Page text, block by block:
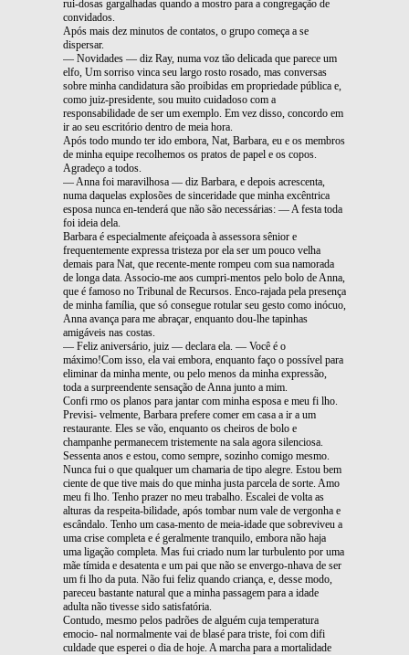
rui-dosas gargalhadas quando a mostro para a congregação de
convidados.
Após mais dez minutos de contatos, o grupo começa a se
dispersar.
— Novidades — diz Ray, numa voz tão delicada que parece um
elfo, Um sorriso vinca seu largo rosto rosado, mas conversas
sobre minha candidatura são proibidas em propriedade pública e,
como juiz-presidente, sou muito cuidadoso com a
responsabilidade de ser um exemplo. Em vez disso, concordo em
ir ao seu escritório dentro de meia hora.
Após todo mundo ter ido embora, Nat, Barbara, eu e os membros
de minha equipe recolhemos os pratos de papel e os copos.
Agradeço a todos.
— Anna foi maravilhosa — diz Barbara, e depois acrescenta,
numa daquelas explosões de sinceridade que minha excêntrica
esposa nunca en-tenderá que não são necessárias: — A festa toda
foi ideia dela.
Barbara é especialmente afeiçoada à assessora sênior e
frequentemente expressa tristeza por ela ser um pouco velha
demais para Nat, que recente-mente rompeu com sua namorada
de longa data. Associo-me aos cumpri-mentos pelo bolo de Anna,
que é famoso no Tribunal de Recursos. Enco-rajada pela presença
de minha família, que só consegue rotular seu gesto como inócuo,
Anna avança para me abraçar, enquanto dou-lhe tapinhas
amigáveis nas costas.
— Feliz aniversário, juiz — declara ela. — Você é o
máximo!Com isso, ela vai embora, enquanto faço o possível para
eliminar da minha mente, ou pelo menos da minha expressão,
toda a surpreendente sensação de Anna junto a mim.
Confi rmo os planos para jantar com minha esposa e meu fi lho.
Previsi- velmente, Barbara prefere comer em casa a ir a um
restaurante. Eles se vão, enquanto os cheiros de bolo e
champanhe permanecem tristemente na sala agora silenciosa.
Sessenta anos e estou, como sempre, sozinho comigo mesmo.
Nunca fui o que qualquer um chamaria de tipo alegre. Estou bem
ciente de que tive mais do que minha justa parcela de sorte. Amo
meu fi lho. Tenho prazer no meu trabalho. Escalei de volta as
alturas da respeita-bilidade, após tombar num vale de vergonha e
escândalo. Tenho um casa-mento de meia-idade que sobreviveu a
uma crise completa e é geralmente tranquilo, embora não haja
uma ligação completa. Mas fui criado num lar turbulento por uma
mãe tímida e desatenta e um pai que não se envergo-nhava de ser
um fi lho da puta. Não fui feliz quando criança, e, desse modo,
pareceu bastante natural que a minha passagem para a idade
adulta não tivesse sido satisfatória.
Contudo, mesmo pelos padrões de alguém cuja temperatura
emocio- nal normalmente vai de blasé para triste, foi com difi
culdade que esperei o dia de hoje. A marcha para a mortalidade